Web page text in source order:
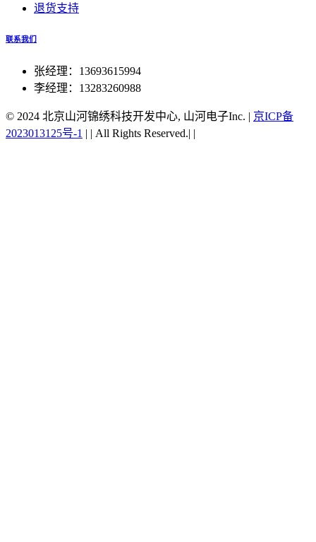
退货支持
联系我们
张经理：13693615994
李经理：13283260988
© 2024 北京山河锦绣科技开发中心, 山河电子Inc. | 京ICP备
2023013125号-1 | | All Rights Reserved.| |